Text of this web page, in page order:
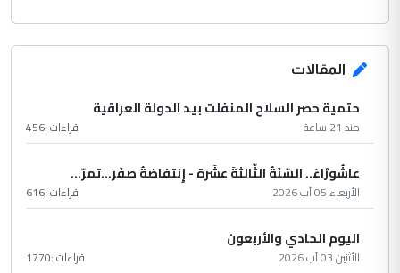
المقالات
حتمية حصر السلاح المنفلت بيد الدولة العراقية
منذ 21 ساعة قراءات :456
عاشُورْاءُ.. السّنَةُ الثّالثةَ عشَرَة - إِنتفاضةُ صفَر…تمرّ...
الأربعاء 05 آب 2026 قراءات :616
اليوم الحادي والأربعون
الأثنين 03 آب 2026 قراءات :1770